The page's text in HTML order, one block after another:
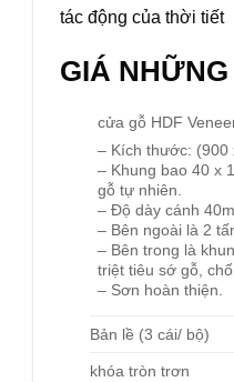
tác động của thời tiết
GIÁ
cửa gỗ HDF
– Kích thước: (900
– Khung bao 40 x
gỗ tự nhiên.
– Độ dày cánh
– Bên ngoài là 2
– Bên trong là
triệt tiêu sớ gỗ,
– Sơn hoàn thiện.
Bản lề (3 cái/ bộ)
khóa tròn trơn